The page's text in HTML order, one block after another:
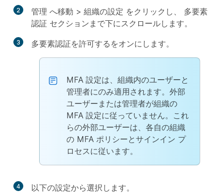
2 管理 へ移動 > 組織の設定 をクリックし、 多要素
認証 セクションまで下にスクロールします。
3 多要素認証を許可する をオンにします。
MFA 設定は、組織内のユーザーと
管理者にのみ適用されます。外部
ユーザーまたは管理者が組織の
MFA 設定に従っていません。これ
らの外部ユーザーは、各自の組織
の MFA ポリシーとサインイン プ
ロセスに従います。
4
以下の設定から選択します。